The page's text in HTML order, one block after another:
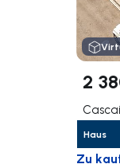
2
Haus
Zu